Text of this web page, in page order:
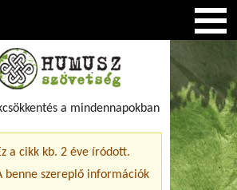
a mindennapokban
üzenet
a cikk kb. 2 éve íródott.
benne szereplő információk